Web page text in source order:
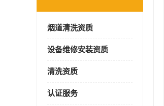
烟道清洗资质
设备维修安装资质
清洗资质
认证服务